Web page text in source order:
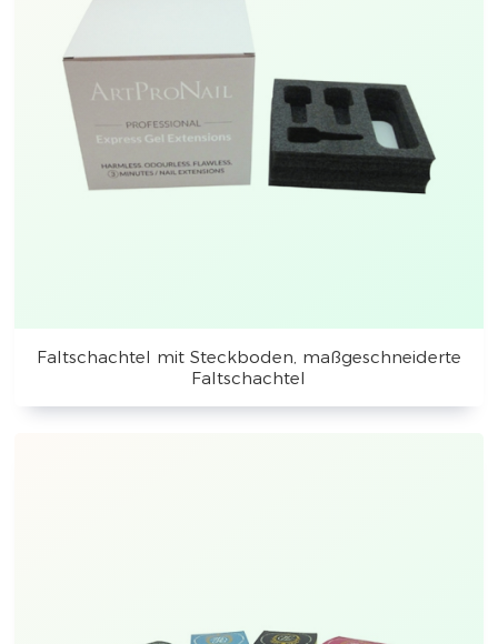
Faltschachtel mit Steckboden, maßgeschneiderte
Faltschachtel